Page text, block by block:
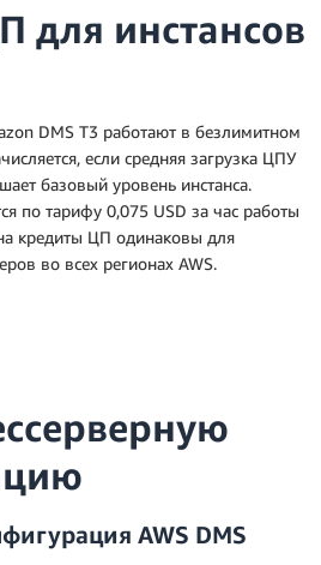
для инстансов
DMS T3 работают в безлимитном
если средняя загрузка ЦПУ
базовый уровень инстанса.
по тарифу 0,075 USD за час работы
кредиты ЦП одинаковы для
во всех регионах AWS.
AWS DMS